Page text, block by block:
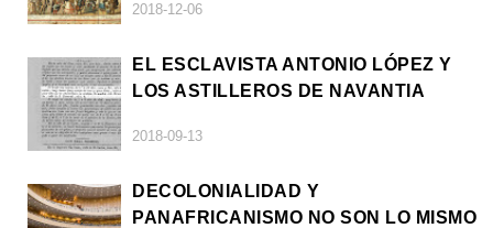
2018-12-06
EL ESCLAVISTA ANTONIO LÓPEZ Y
LOS ASTILLEROS DE NAVANTIA
2018-09-13
DECOLONIALIDAD Y
PANAFRICANISMO NO SON LO MISMO